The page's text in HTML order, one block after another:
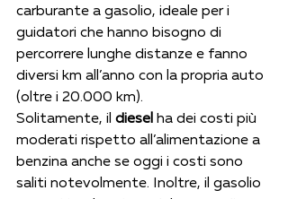
carburante a gasolio, ideale per i
guidatori che hanno bisogno di
percorrere lunghe distanze e fanno
diversi km all’anno con la propria auto
(oltre i 20.000 km).
Solitamente, il diesel ha dei costi più
moderati rispetto all’alimentazione a
benzina anche se oggi i costi sono
saliti notevolmente. Inoltre, il gasolio